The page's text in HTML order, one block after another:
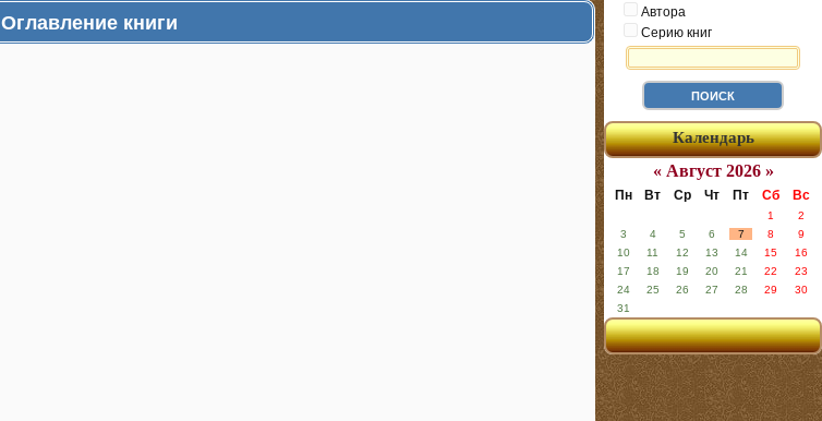
Оглавление книги
Автора
Серию книг
Календарь
« Август 2026 »
Пн Вт Ср Чт Пт Сб Вс
1
2
3
4 5 6 7 8
9
10
11 12 13 14 15
16
17
18 19 20 21 22
23
24
25 26 27 28 29
30
31